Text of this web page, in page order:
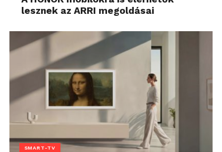
lesznek az ARRI megoldásai
SMART-TV